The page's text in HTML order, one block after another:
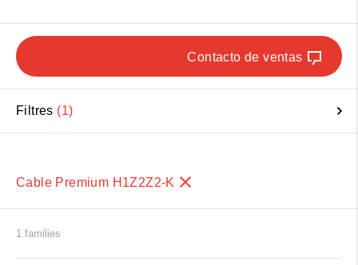
Contacto de ventas
Filtres 1
Cable Premium H1Z2Z2-K
1 families